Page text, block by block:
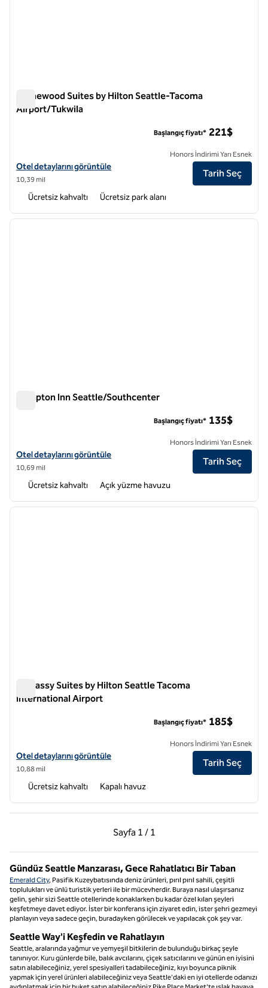
Homewood Suites by Hilton Seattle-Tacoma
Airport/Tukwila
Homewood Suites by Hilton Seattle-Tacoma Airport/Tukwila için
Otel detaylarını görüntüle
10,39 mil
Başlangıç fiyatı* 221$
Honors İndirimi Yarı Esnek
Tarih Seç
Ücretsiz kahvaltı Ücretsiz park alanı
1 / 12
Hampton Inn Seattle/Southcenter
Hampton Inn Seattle/Southcenter için otel detaylarını görüntüleyin
Otel detaylarını görüntüle
10,69 mil
Başlangıç fiyatı* 135$
Honors İndirimi Yarı Esnek
Tarih Seç
Ücretsiz kahvaltı Açık yüzme havuzu
1 / 12
Embassy Suites by Hilton Seattle Tacoma
International Airport
Embassy Suites by Hilton Seattle Tacoma International Airport için
Otel detaylarını görüntüle
10,88 mil
Başlangıç fiyatı* 185$
Honors İndirimi Yarı Esnek
Tarih Seç
Ücretsiz kahvaltı Kapalı havuz
Sayfa 1 / 1
Önceki Sayfa, 1 / 1
Sayfa 1 / 1
Gündüz Seattle Manzarası, Gece Rahatlatıcı Bir Taban
Emerald City, Pasifik Kuzeybatısında deniz ürünleri, pırıl pırıl sahili, çeşitli
toplulukları ve ünlü turistik yerleri ile bir mücevherdir. Buraya nasıl ulaşırsanız
gelin, şehir sizi Seattle otellerinde konaklarken bu kadar özel kılan şeyleri
keşfetmeye davet ediyor. İster bir konferans için ziyaret edin, ister şehri gezmeyi
planlayın veya sadece geçin, buradayken görülecek ve yapılacak çok şey var.
Seattle Way'i Keşfedin ve Rahatlayın
Seattle, aralarında yağmur ve yemyeşil bitkilerin de bulunduğu birkaç şeyle
tanınıyor. Kuru günlerde bile, balık avcılarını, çiçek satıcılarını ve günün en iyisini
satın alabileceğiniz, yerel spesiyalleri tadabileceğiniz, kıyı boyunca piknik
yapmak için yerel ürünleri alabileceğiniz veya Seattle'daki en iyi otellerde odanızı